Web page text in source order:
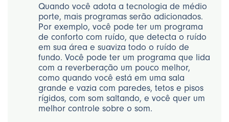
Quando você adota a tecnologia de médio
porte, mais programas serão adicionados.
Por exemplo, você pode ter um programa
de conforto com ruído, que detecta o ruído
em sua área e suaviza todo o ruído de
fundo. Você pode ter um programa que lida
com a reverberação um pouco melhor,
como quando você está em uma sala
grande e vazia com paredes, tetos e pisos
rígidos, com som saltando, e você quer um
melhor controle sobre o som.